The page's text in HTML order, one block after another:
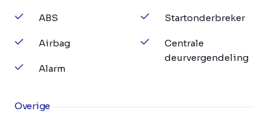
ABS
Airbag
Alarm
Startonderbreker
Centrale
deurvergendeling
Overige